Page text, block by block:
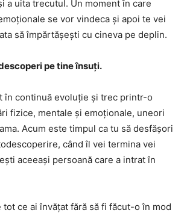
a uita trecutul. Un moment în care
se vor vindeca și apoi te vei
să împărtășești cu cineva pe deplin.
pe tine însuți.
în continuă evoluție și trec printr-o
fizice, mentale și emoționale, uneori
Acum este timpul ca tu să desfășori
când îl vei termina vei
aceeași persoană care a intrat în
ce ai învățat fără să fi făcut-o în mod